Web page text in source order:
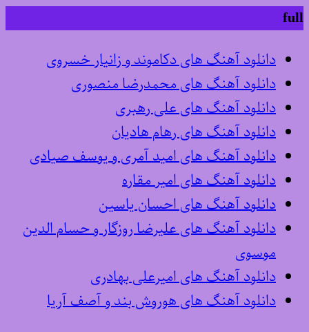
full
دانلود آهنگ های دکاموند و زانیار خسروی
دانلود آهنگ های محمدرضا منصوری
دانلود آهنگ های علی رهبری
دانلود آهنگ های رهام هادیان
دانلود آهنگ های امید آمری و یوسف صیادی
دانلود آهنگ های امیر مقاره
دانلود آهنگ های احسان یاسین
دانلود آهنگ های علیرضا روزگار و حسام الدین
موسوی
دانلود آهنگ های امیرعلی بهادری
دانلود آهنگ های هوروش بند و آصف آریا